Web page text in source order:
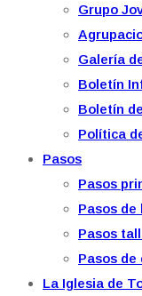
Grupo
Galería
Boletín
Boletín
Política
Pasos
Pasos
Pasos de
Pasos
Pasos de
La Iglesia de